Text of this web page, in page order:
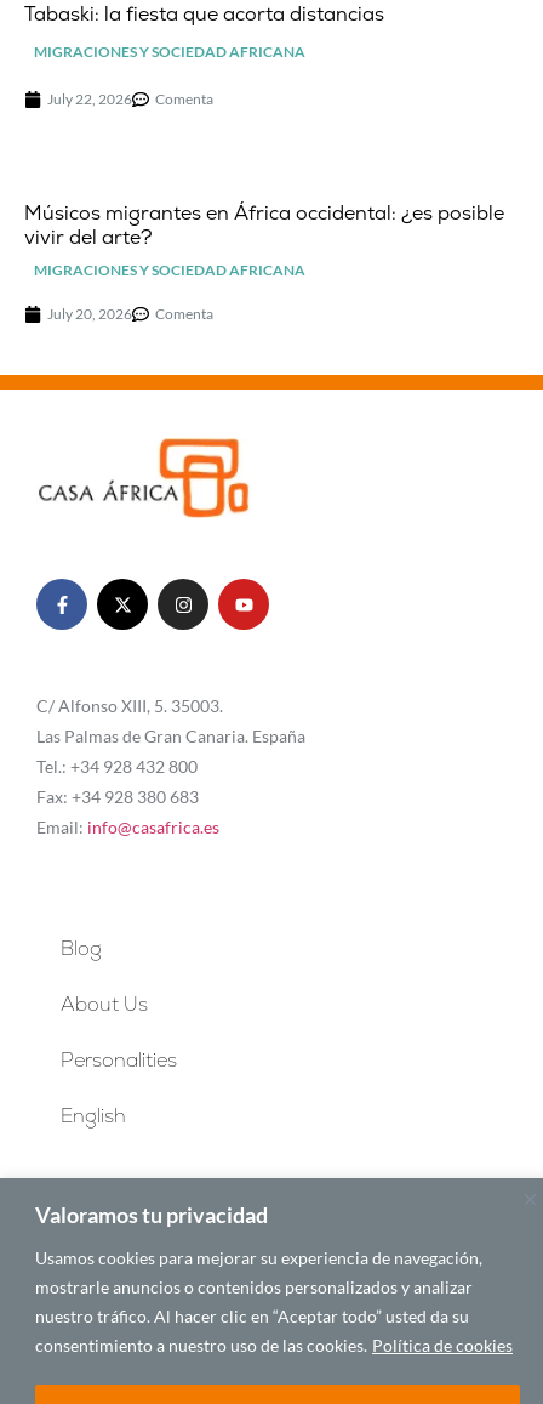
Valoramos tu privacidad
Usamos cookies para mejorar su experiencia de navegación,
mostrarle anuncios o contenidos personalizados y analizar
nuestro tráfico. Al hacer clic en “Aceptar todo” usted da su
consentimiento a nuestro uso de las cookies. Política de cookies
Tabaski: la fiesta que acorta distancias
MIGRACIONES Y SOCIEDAD AFRICANA
July 22, 2026 Comenta
Músicos migrantes en África occidental: ¿es posible
vivir del arte?
MIGRACIONES Y SOCIEDAD AFRICANA
July 20, 2026 Comenta
C/ Alfonso XIII, 5. 35003.
Las Palmas de Gran Canaria. España
Tel.: +34 928 432 800
Fax: +34 928 380 683
Email: info@casafrica.es
Blog
About Us
Personalities
English
© 2025 CASA ÁFRICA